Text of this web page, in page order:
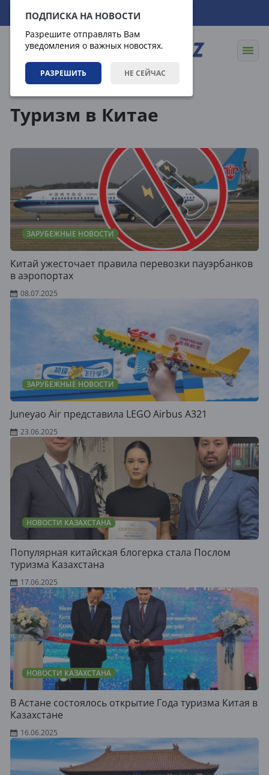
ПОДПИСКА НА НОВОСТИ
Разрешите отправлять Вам
уведомления о важных новостях.
РАЗРЕШИТЬ НЕ СЕЙЧАС
06.08.2026 09:47:12
Туризм в Китае
ЗАРУБЕЖНЫЕ НОВОСТИ
Китай ужесточает правила перевозки пауэрбанков
в аэропортах
08.07.2025
ЗАРУБЕЖНЫЕ НОВОСТИ
Juneyao Air представила LEGO Airbus A321
23.06.2025
НОВОСТИ КАЗАХСТАНА
Популярная китайская блогерка стала Послом
туризма Казахстана
17.06.2025
НОВОСТИ КАЗАХСТАНА
В Астане состоялось открытие Года туризма Китая в
Казахстане
16.06.2025